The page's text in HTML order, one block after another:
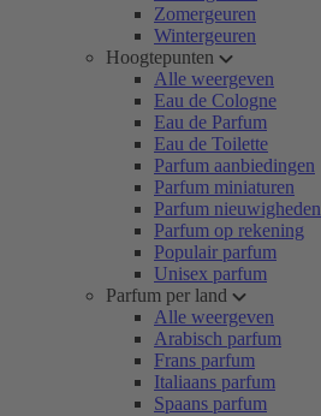
Zomergeuren
Wintergeuren
Hoogtepunten
Alle weergeven
Eau de Cologne
Eau de Parfum
Eau de Toilette
Parfum aanbiedingen
Parfum miniaturen
Parfum nieuwigheden
Parfum op rekening
Populair parfum
Unisex parfum
Parfum per land
Alle weergeven
Arabisch parfum
Frans parfum
Italiaans parfum
Spaans parfum